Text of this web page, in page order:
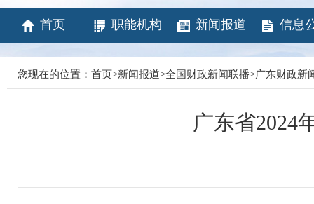
首页 职能机构 新闻报道 信息
您现在的位置： 首页>新闻报道>全国财政新闻联播>广东财政新
广东省2024